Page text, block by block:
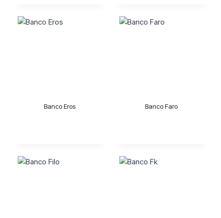
Banco Eros Banco Faro